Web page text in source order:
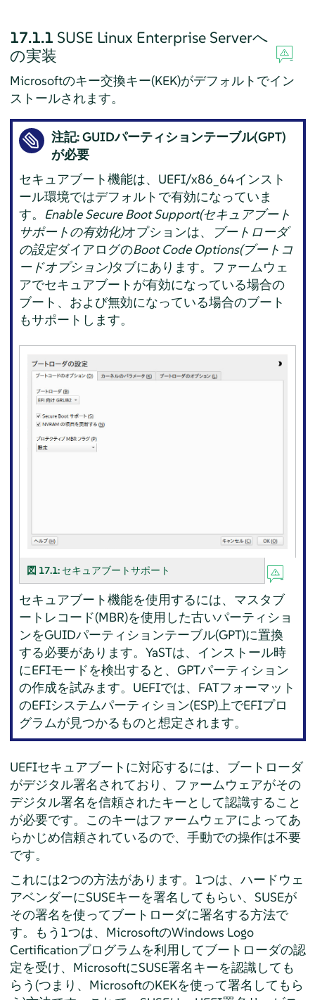
17.1.1 SUSE Linux Enterprise Serverへ
の実装
Microsoftのキー交換キー(KEK)がデフォルトでイン
ストールされます。
注記: GUIDパーティションテーブル(GPT)
が必要
セキュアブート機能は、UEFI/x86_64インスト
ール環境ではデフォルトで有効になっていま
す。 Enable Secure Boot Support(セキュアブート
サポートの有効化)オプションは、
ブートローダ
の設定ダイアログのBoot Code Options(ブートコ
ードオプション)タブにあります。ファームウェ
アでセキュアブートが有効になっている場合の
ブート、および無効になっている場合のブート
もサポートします。
図 17.1: セキュアブートサポート
セキュアブート機能を使用するには、マスタブ
ートレコード(MBR)を使用した古いパーティショ
ンをGUIDパーティションテーブル(GPT)に置換
する必要があります。YaSTは、インストール時
にEFIモードを検出すると、GPTパーティション
の作成を試みます。UEFIでは、FATフォーマット
のEFIシステムパーティション(ESP)上でEFIプロ
グラムが見つかるものと想定されます。
UEFIセキュアブートに対応するには、ブートローダ
がデジタル署名されており、ファームウェアがその
デジタル署名を信頼されたキーとして認識すること
が必要です。このキーはファームウェアによってあ
らかじめ信頼されているので、手動での操作は不要
です。
これには2つの方法があります。1つは、ハードウェ
アベンダーにSUSEキーを署名してもらい、SUSEが
その署名を使ってブートローダに署名する方法で
す。もう1つは、MicrosoftのWindows Logo
Certificationプログラムを利用してブートローダの認
定を受け、MicrosoftにSUSE署名キーを認識しても
らう(つまり、MicrosoftのKEKを使って署名してもら